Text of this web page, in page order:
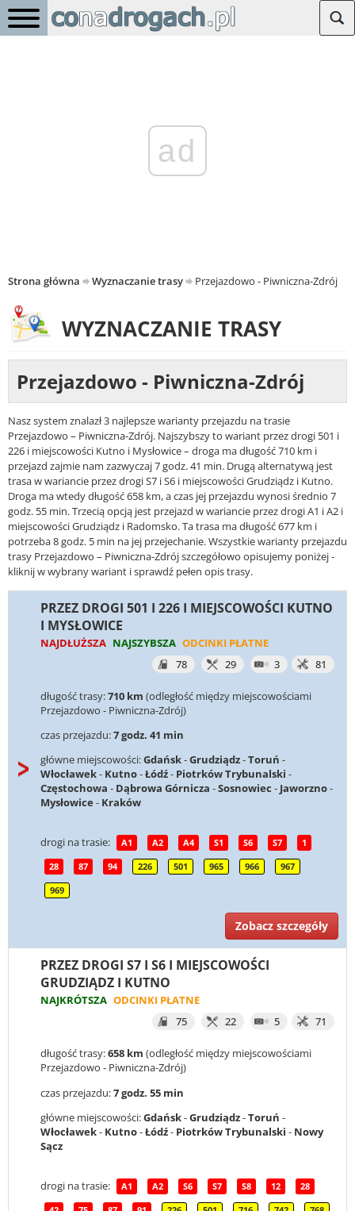
ad
Strona główna Wyznaczanie trasy Przejazdowo - Piwniczna-Zdrój
WYZNACZANIE TRASY
Przejazdowo - Piwniczna-Zdrój
Nasz system znalazł 3 najlepsze warianty przejazdu na trasie
Przejazdowo – Piwniczna-Zdrój. Najszybszy to wariant przez drogi 501 i
226 i miejscowości Kutno i Mysłowice – droga ma długość 710 km i
przejazd zajmie nam zazwyczaj 7 godz. 41 min. Drugą alternatywą jest
trasa w wariancie przez drogi S7 i S6 i miejscowości Grudziądz i Kutno.
Droga ma wtedy długość 658 km, a czas jej przejazdu wynosi średnio 7
godz. 55 min. Trzecią opcją jest przejazd w wariancie przez drogi A1 i A2 i
miejscowości Grudziądz i Radomsko. Ta trasa ma długość 677 km i
potrzeba 8 godz. 5 min na jej przejechanie. Wszystkie warianty przejazdu
trasy Przejazdowo – Piwniczna-Zdrój szczegółowo opisujemy poniżej -
kliknij w wybrany wariant i sprawdź pełen opis trasy.
PRZEZ DROGI 501 I 226 I MIEJSCOWOŚCI KUTNO
I MYSŁOWICE
NAJDŁUŻSZA NAJSZYBSZA ODCINKI PŁATNE
78
29 3 81
długość trasy:710 km (odległość między miejscowościami
Przejazdowo - Piwniczna-Zdrój)
czas przejazdu:7 godz. 41 min
główne miejscowości:Gdańsk-Grudziądz-Toruń -
Włocławek- Kutno-Łódź- Piotrków Trybunalski -
Częstochowa - Dąbrowa Górnicza -Sosnowiec - Jaworzno-
Mysłowice - Kraków
drogi na trasie: A1 A2 A4 S1 S6 S7 1
28 87 94 226 501 965 966 967
969
Zobacz szczegóły
PRZEZ DROGI S7 I S6 I MIEJSCOWOŚCI
GRUDZIĄDZ I KUTNO
NAJKRÓTSZA ODCINKI PŁATNE
75
22 5 71
długość trasy:658 km (odległość między miejscowościami
Przejazdowo - Piwniczna-Zdrój)
czas przejazdu:7 godz. 55 min
główne miejscowości:Gdańsk-Grudziądz-Toruń -
Włocławek- Kutno-Łódź- Piotrków Trybunalski - Nowy
Sącz
drogi na trasie: A1 A2 S6 S7 S8 12 28